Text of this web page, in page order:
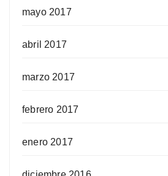
mayo 2017
abril 2017
marzo 2017
febrero 2017
enero 2017